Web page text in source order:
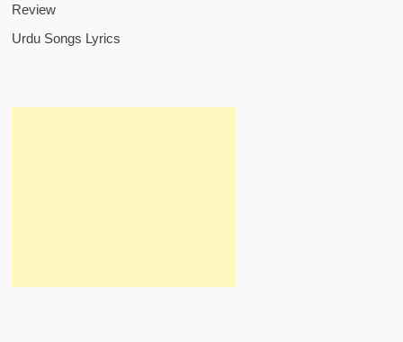
Review
Urdu Songs Lyrics